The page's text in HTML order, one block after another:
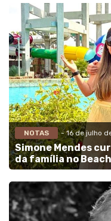
NOTAS - 16 de julho
Simone Mendes
da família no